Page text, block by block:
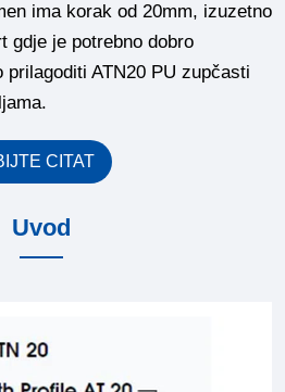
ima korak od 20mm, izuzetno
gdje je potrebno dobro
ATN20 PU zupčasti
CITAT
Uvod